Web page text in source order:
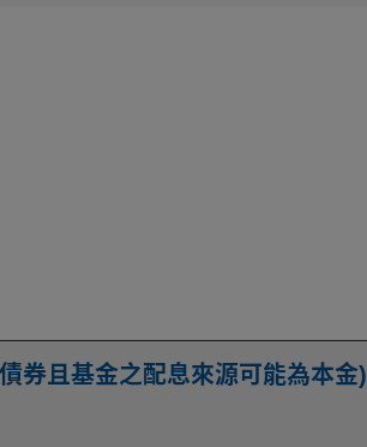
券且基金之配息來源可能為本金)